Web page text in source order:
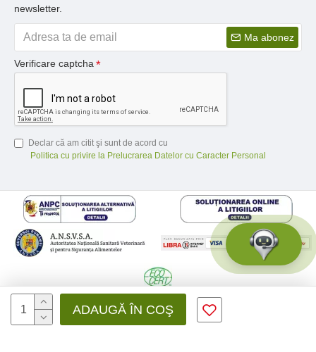
ADAUGĂ ÎN COŞ
newsletter.
Ma abonez
Verificare captcha
Declar că am citit şi sunt de acord cu
Politica cu privire la Prelucrarea Datelor cu Caracter Personal
© 2026 Medfusion SRL, CIF: RO31041639 | Nr. reg.: J12/3428/2012 -
Toate drepturile rezervate - by DevPro.ro